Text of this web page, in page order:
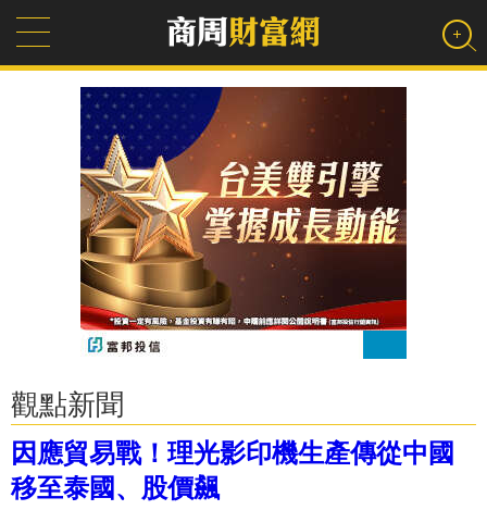
觀點新聞
因應貿易戰！理光影印機生產傳從中國
移至泰國、股價飆